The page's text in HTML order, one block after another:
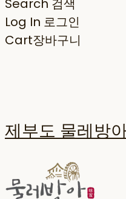
Search 검색
Log In 로그인
Cart장바구니
제부도 물레방